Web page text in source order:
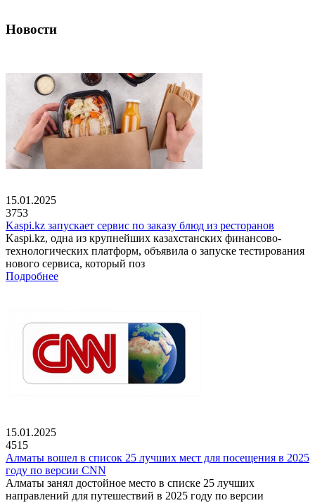
Новости
15.01.2025
3753
Kaspi.kz запускает сервис по заказу блюд из ресторанов
Kaspi.kz, одна из крупнейших казахстанских финансово-
технологических платформ, объявила о запуске тестирования
нового сервиса, который поз
Подробнее
15.01.2025
4515
Алматы вошел в список 25 лучших мест для посещения в 2025
году по версии CNN
Алматы занял достойное место в списке 25 лучших
направлений для путешествий в 2025 году по версии